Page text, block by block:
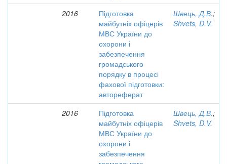
2016
Підготовка
майбутніх офіцерів
МВС України до
охорони і
забезпечення
громадського
порядку в процесі
фахової підготовки:
автореферат
Швець, Д.В.;
Shvets, D.V.
2016
Підготовка
майбутніх офіцерів
МВС України до
охорони і
забезпечення
Швець, Д.В.;
Shvets, D.V.